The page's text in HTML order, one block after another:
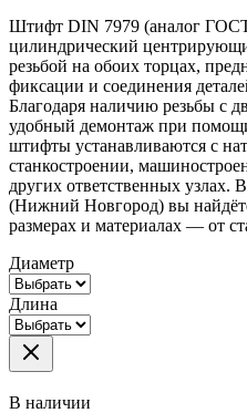
Штифт DIN 7979 (аналог
цилиндрический
резьбой на обоих торцах,
фиксации и соединения
Благодаря наличию резьбы с
удобный демонтаж при
штифты устанавливаются с
станкостроении,
других ответственных
(Нижний Новгород) вы
размерах и материалах — от
Диаметр
Длина
В наличии